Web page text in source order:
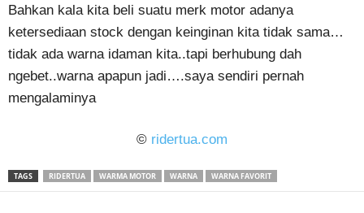
Bahkan kala kita beli suatu merk motor adanya
ketersediaan stock dengan keinginan kita tidak sama…
tidak ada warna idaman kita..tapi berhubung dah
ngebet..warna apapun jadi….saya sendiri pernah
mengalaminya
© ridertua.com
TAGS RIDERTUA WARMA MOTOR WARNA WARNA FAVORIT